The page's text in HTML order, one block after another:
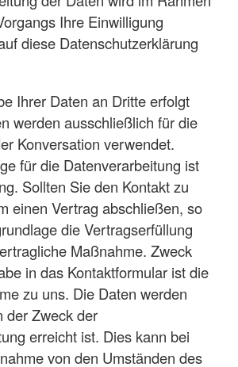
Ihre Einwilligung
diese Datenschutzerklärung
Ihrer Daten an Dritte erfolgt
werden ausschließlich für die
Konversation verwendet.
für die Datenverarbeitung ist
Sollten Sie den Kontakt zu
einen Vertrag abschließen, so
die Vertragserfüllung
Maßnahme. Zweck
in das Kontaktformular ist die
zu uns. Die Daten werden
der Zweck der
erreicht ist. Dies kann bei
von den Umständen des